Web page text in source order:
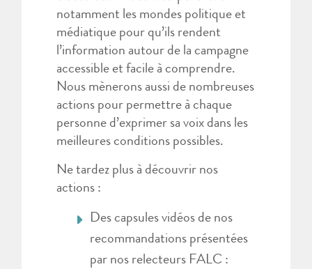
notamment les mondes politique et
médiatique pour qu’ils rendent
l’information autour de la campagne
accessible et facile à comprendre.
Nous mènerons aussi de nombreuses
actions pour permettre à chaque
personne d’exprimer sa voix dans les
meilleures conditions possibles.
Ne tardez plus à découvrir nos
actions :
Des capsules vidéos de nos
recommandations présentées
par nos relecteurs FALC :